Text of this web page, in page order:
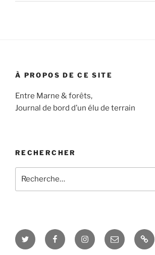
À PROPOS DE CE SITE
Entre Marne & forêts,
Journal de bord d’un élu de terrain
RECHERCHER
pour
Twitter FacebookInstagram
E-
mail
Blog